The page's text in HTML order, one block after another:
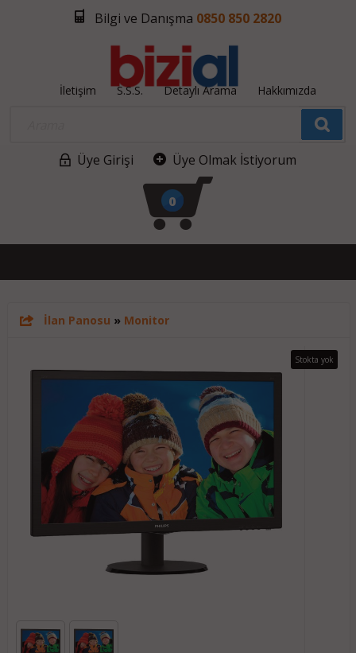
Bilgi ve Danışma 0850 850 2820
İletişim S.S.S. Detaylı Arama Hakkımızda
Üye Girişi Üye Olmak İstiyorum
0
İlan Panosu » Monitor
Stokta yok